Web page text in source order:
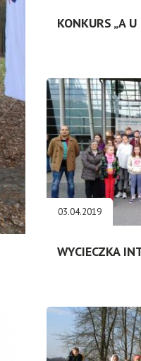
KONKURS „A
03.04.2019
WYCIECZKA